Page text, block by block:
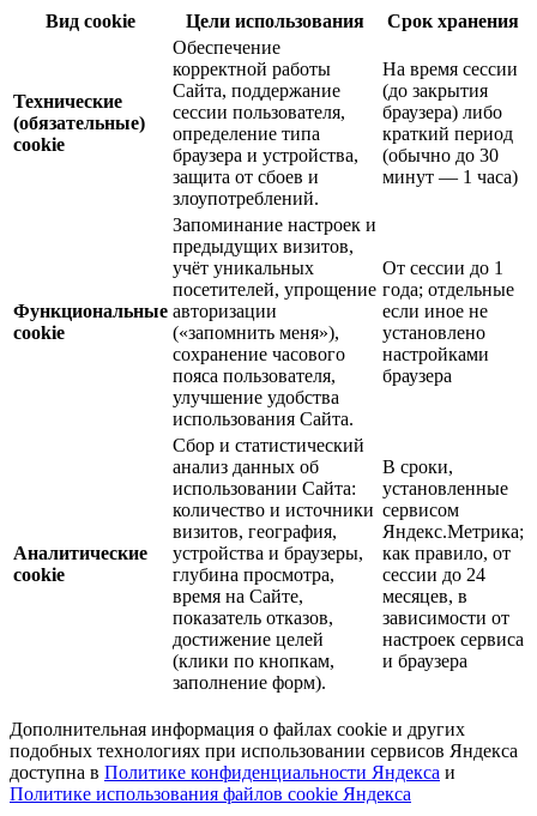
Вид cookie Цели использования Срок хранения
Технические
(обязательные)
cookie
Обеспечение
корректной работы
Сайта, поддержание
сессии пользователя,
определение типа
браузера и устройства,
защита от сбоев и
злоупотреблений.
На время сессии
(до закрытия
браузера) либо
краткий период
(обычно до 30
минут — 1 часа)
Функциональные
cookie
Запоминание настроек и
предыдущих визитов,
учёт уникальных
посетителей, упрощение
авторизации
(«запомнить меня»),
сохранение часового
пояса пользователя,
улучшение удобства
использования Сайта.
От сессии до 1
года; отдельные
если иное не
установлено
настройками
браузера
Аналитические
cookie
Сбор и статистический
анализ данных об
использовании Сайта:
количество и источники
визитов, география,
устройства и браузеры,
глубина просмотра,
время на Сайте,
показатель отказов,
достижение целей
(клики по кнопкам,
заполнение форм).
В сроки,
установленные
сервисом
Яндекс.Метрика;
как правило, от
сессии до 24
месяцев, в
зависимости от
настроек сервиса
и браузера
Дополнительная информация о файлах cookie и других
подобных технологиях при использовании сервисов Яндекса
доступна в Политике конфиденциальности Яндекса и
Политике использования файлов cookie Яндекса